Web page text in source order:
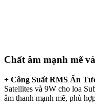
Chất âm mạnh mẽ
+ Công Suất RMS Ấn
Satellites và 9W cho loa
âm thanh mạnh mẽ, phù